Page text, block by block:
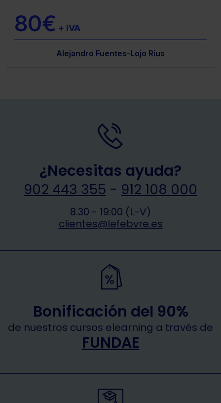
80€ + IVA
Alejandro Fuentes-Lojo Rius
¿Necesitas ayuda?
902 443 355 - 912 108 000
8.30 - 19:00 (L-V)
clientes@lefebvre.es
Bonificación del 90%
de nuestros cursos elearning a través de
FUNDAE